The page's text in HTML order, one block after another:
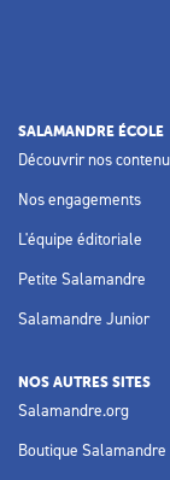
SALAMANDRE ÉCOLE
Découvrir nos
Nos engagements
L'équipe éditoriale
Petite Salamandre
Salamandre Junior
NOS AUTRES SITES
Salamandre.org
Boutique Salamandre